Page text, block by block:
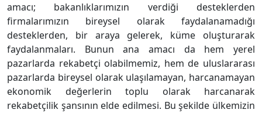
amacı; bakanlıklarımızın verdiği desteklerden
firmalarımızın bireysel olarak faydalanamadığı
desteklerden, bir araya gelerek, küme oluşturarak
faydalanmaları. Bunun ana amacı da hem yerel
pazarlarda rekabetçi olabilmemiz, hem de uluslararası
pazarlarda bireysel olarak ulaşılamayan, harcanamayan
ekonomik değerlerin toplu olarak harcanarak
rekabetçilik şansının elde edilmesi. Bu şekilde ülkemizin